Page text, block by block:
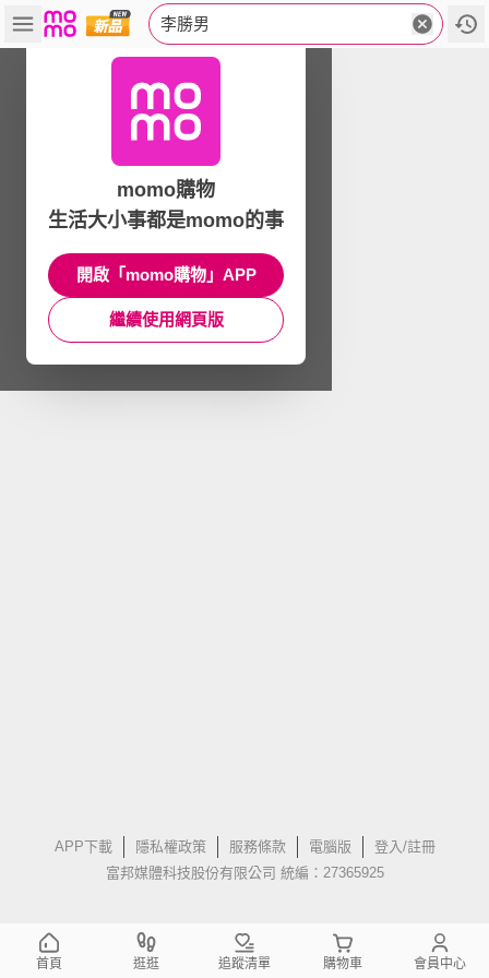
李勝男
APP下載 隱私權政策 服務條款 電腦版
登入/註冊
富邦媒體科技股份有限公司 統編：27365925
momo購物
生活大小事都是momo的事
開啟「momo購物」APP
繼續使用網頁版
首頁 逛逛 追蹤清單 購物車 會員中心